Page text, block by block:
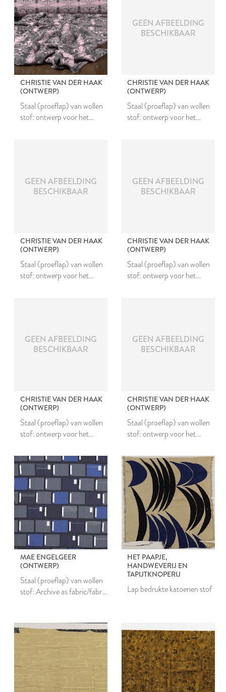
CHRISTIE VAN DER HAAK
(ONTWERP)
Staal (proeflap) van wollen
stof: ontwerp voor het
GEEN AFBEELDING
BESCHIKBAAR
CHRISTIE VAN DER HAAK
(ONTWERP)
Staal (proeflap) van wollen
stof: ontwerp voor het
GEEN AFBEELDING
BESCHIKBAAR
CHRISTIE VAN DER HAAK
(ONTWERP)
Staal (proeflap) van wollen
stof: ontwerp voor het
GEEN AFBEELDING
BESCHIKBAAR
CHRISTIE VAN DER HAAK
(ONTWERP)
Staal (proeflap) van wollen
stof: ontwerp voor het
GEEN AFBEELDING
BESCHIKBAAR
CHRISTIE VAN DER HAAK
(ONTWERP)
Staal (proeflap) van wollen
stof: ontwerp voor het
#1
GEEN AFBEELDING
BESCHIKBAAR
CHRISTIE VAN DER HAAK
(ONTWERP)
Staal (proeflap) van wollen
stof: ontwerp voor het
#1
MAE ENGELGEER
(ONTWERP)
Staal (proeflap) van wollen
stof: Archive as fabric/fabric
Laken #2
HET PAAPJE,
HANDWEVERIJ EN
TAPIJTKNOPERIJ
Lap bedrukte katoenen stof